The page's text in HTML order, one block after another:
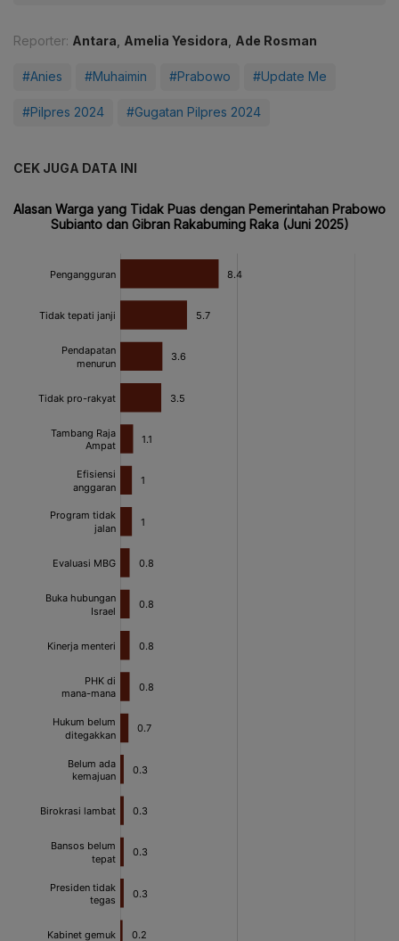
Reporter: Antara Amelia Yesidora Ade Rosman
#Anies #Muhaimin #Prabowo #Update Me
#Pilpres 2024 #Gugatan Pilpres 2024
CEK JUGA DATA INI